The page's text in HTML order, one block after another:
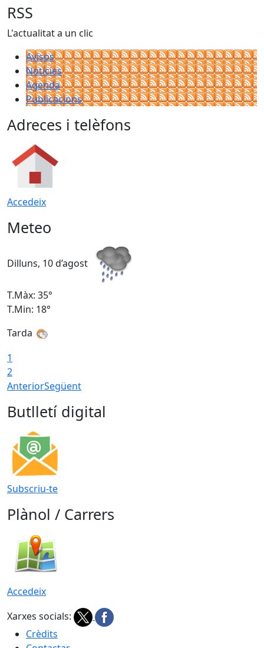
RSS
L'actualitat a un clic
Avisos
Notícies
Agenda
Publicacions
Adreces i telèfons
Accedeix
Meteo
Dilluns, 10 d’agost
T.Màx: 35°
T.Min: 18°
Tarda
1
2
AnteriorSegüent
Butlletí digital
Subscriu-te
Plànol / Carrers
Accedeix
Xarxes socials:
Crèdits